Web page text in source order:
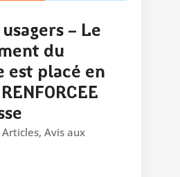
– Le
du
est placé en
Articles, Avis aux